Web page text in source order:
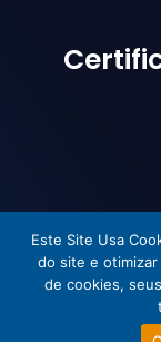
Vetorlog © Todos
Este Site Usa
do site e
de cookies,